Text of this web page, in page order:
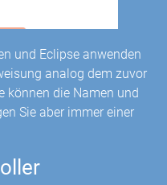
und Eclipse anwenden
analog dem zuvor
können die Namen und
Sie aber immer einer